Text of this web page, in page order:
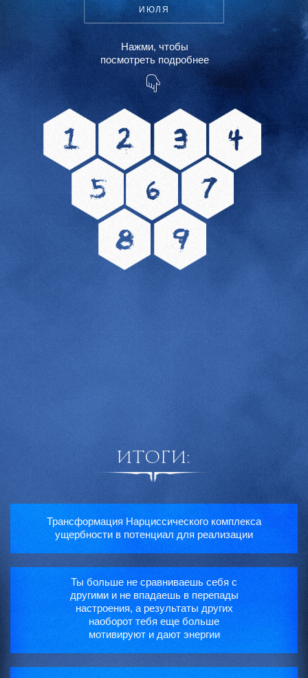
ИЮЛЯ
Трансформация Нарциссического комплекса
ущербности в потенциал для реализации
Ты больше не сравниваешь себя с
другими и не впадаешь в перепады
настроения, а результаты других
наоборот тебя еще больше
мотивируют и дают энергии
ИТОГИ:
Нaжми, чтобы
посмотреть подробнее